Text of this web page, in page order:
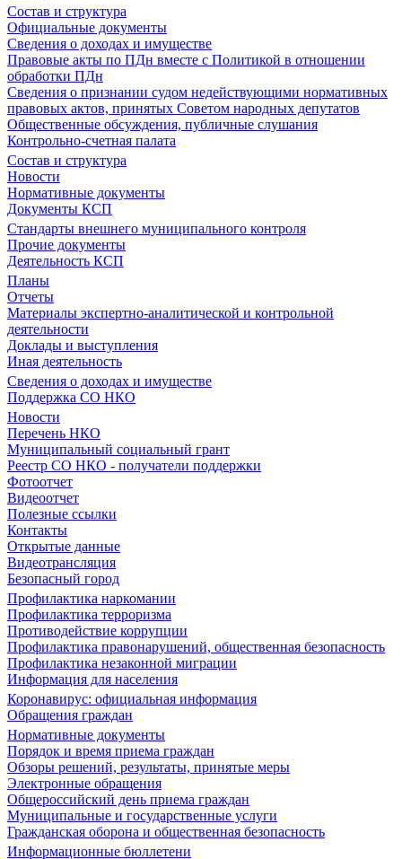
Состав и структура
Официальные документы
Сведения о доходах и имуществе
Правовые акты по ПДн вместе с Политикой в отношении
обработки ПДн
Сведения о признании судом недействующими нормативных
правовых актов, принятых Советом народных депутатов
Общественные обсуждения, публичные слушания
Контрольно-счетная палата
Состав и структура
Новости
Нормативные документы
Документы КСП
Стандарты внешнего муниципального контроля
Прочие документы
Деятельность КСП
Планы
Отчеты
Материалы экспертно-аналитической и контрольной
деятельности
Доклады и выступления
Иная деятельность
Сведения о доходах и имуществе
Поддержка СО НКО
Новости
Перечень НКО
Муниципальный социальный грант
Реестр СО НКО - получатели поддержки
Фотоотчет
Видеоотчет
Полезные ссылки
Контакты
Открытые данные
Видеотрансляция
Безопасный город
Профилактика наркомании
Профилактика терроризма
Противодействие коррупции
Профилактика правонарушений, общественная безопасность
Профилактика незаконной миграции
Информация для населения
Коронавирус: официальная информация
Обращения граждан
Нормативные документы
Порядок и время приема граждан
Обзоры решений, результаты, принятые меры
Электронные обращения
Общероссийский день приема граждан
Муниципальные и государственные услуги
Гражданская оборона и общественная безопасность
Информационные бюллетени